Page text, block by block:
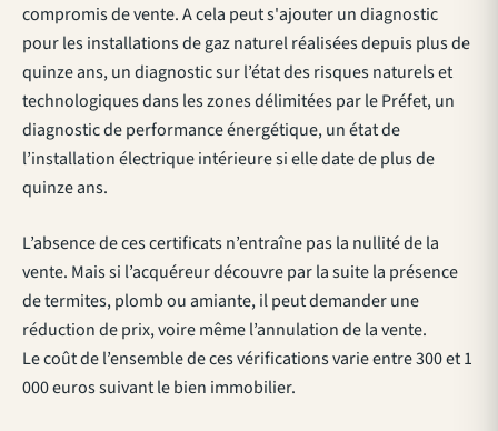
compromis de vente. A cela peut s'ajouter un diagnostic
pour les installations de gaz naturel réalisées depuis plus de
quinze ans, un diagnostic sur l’état des risques naturels et
technologiques dans les zones délimitées par le Préfet, un
diagnostic de performance énergétique, un état de
l’installation électrique intérieure si elle date de plus de
quinze ans.
L’absence de ces certificats n’entraîne pas la nullité de la
vente. Mais si l’acquéreur découvre par la suite la présence
de termites, plomb ou amiante, il peut demander une
réduction de prix, voire même l’annulation de la vente.
Le coût de l’ensemble de ces vérifications varie entre 300 et 1
000 euros suivant le bien immobilier.